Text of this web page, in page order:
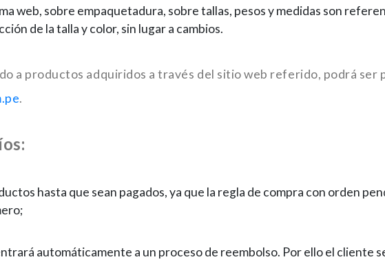
web, sobre empaquetadura, sobre tallas, pesos y medidas son
de la talla y color, sin lugar a cambios.
a productos adquiridos a través del sitio web referido, podrá ser
.
hasta que sean pagados, ya que la regla de compra con orden
automáticamente a un proceso de reembolso. Por ello el cliente